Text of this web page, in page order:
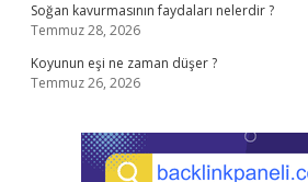
Soğan kavurmasının faydaları nelerdir ?
Temmuz 28, 2026
Koyunun eşi ne zaman düşer ?
Temmuz 26, 2026